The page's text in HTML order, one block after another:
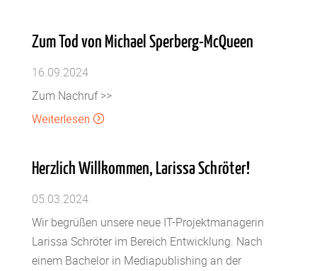
Zum Tod von Michael Sperberg-McQueen
16.09.2024
Zum Nachruf >>
Weiterlesen =
Herzlich Willkommen, Larissa Schröter!
05.03.2024
Wir begrüßen unsere neue IT-Projektmanagerin
Larissa Schröter im Bereich Entwicklung. Nach
einem Bachelor in Mediapublishing an der